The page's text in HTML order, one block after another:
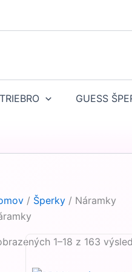
GUESS
/ Šperky / Náramky
1–18 z 163